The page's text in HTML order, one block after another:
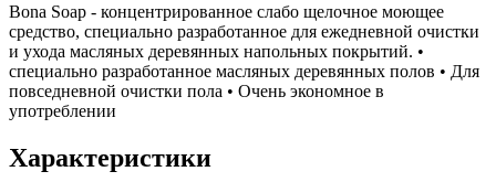
Bona Soap - концентрированное слабо щелочное моющее
средство, специально разработанное для ежедневной очистки
и ухода масляных деревянных напольных покрытий. •
специально разработанное масляных деревянных полов • Для
повседневной очистки пола • Очень экономное в
употреблении
Характеристики